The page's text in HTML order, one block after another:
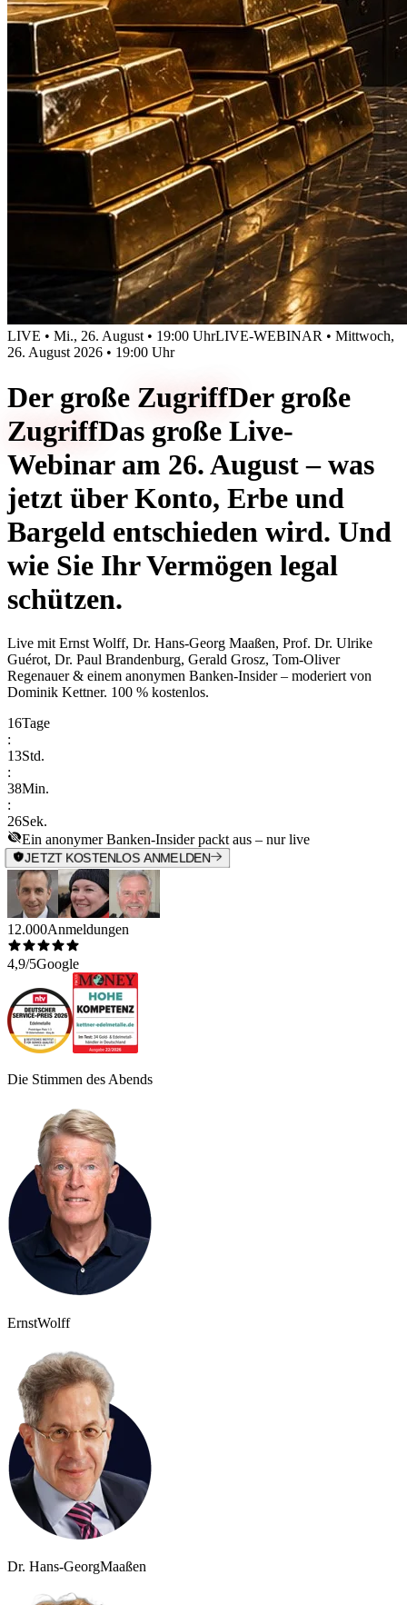
LIVE • Mi., 26. August • 19:00 UhrLIVE-WEBINAR • Mittwoch,
26. August 2026 • 19:00 Uhr
Der große ZugriffDer große
ZugriffDas große Live-
Webinar am 26. August – was
jetzt über Konto, Erbe und
Bargeld entschieden wird. Und
wie Sie Ihr Vermögen legal
schützen.
Live mit Ernst Wolff, Dr. Hans-Georg Maaßen, Prof. Dr. Ulrike
Guérot, Dr. Paul Brandenburg, Gerald Grosz, Tom-Oliver
Regenauer & einem anonymen Banken-Insider– moderiert von
Dominik Kettner. 100 % kostenlos.
16Tage
:
13Std.
:
38Min.
:
26Sek.
Ein anonymer Banken-Insider packt aus – nur live
JETZT KOSTENLOS ANMELDEN
12.000Anmeldungen
4,9/5Google
Die Stimmen des Abends
ErnstWolff
Dr. Hans-GeorgMaaßen